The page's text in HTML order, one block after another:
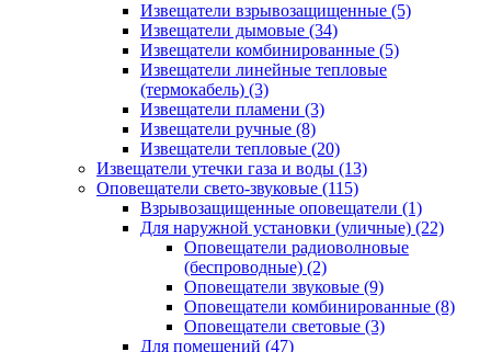
Извещатели взрывозащищенные (5)
Извещатели дымовые (34)
Извещатели комбинированные (5)
Извещатели линейные тепловые
(термокабель) (3)
Извещатели пламени (3)
Извещатели ручные (8)
Извещатели тепловые (20)
Извещатели утечки газа и воды (13)
Оповещатели свето-звуковые (115)
Взрывозащищенные оповещатели (1)
Для наружной установки (уличные) (22)
Оповещатели радиоволновые
(беспроводные) (2)
Оповещатели звуковые (9)
Оповещатели комбинированные (8)
Оповещатели световые (3)
Для помещений (47)